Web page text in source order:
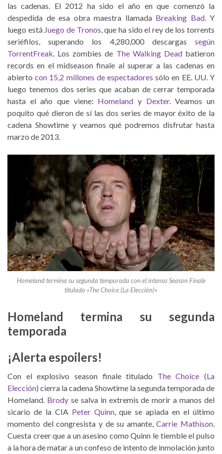
las cadenas. El 2012 ha sido el año en que comenzó la
despedida de esa obra maestra llamada Breaking Bad. Y
luego está Juego de Tronos, que ha sido el rey de los torrents
seriéfilos, superando los 4,280,000 descargas según
TorrentFreak. Los zombies de The Walking Deadbatieron
records en el midseason finale al superar a las cadenas en
abiertocon 15,2 millones de espectadores sólo en EE. UU. Y
luego tenemos dos series que acaban de cerrar temporada
hasta el año que viene: Homeland y Dexter. Veamos un
poquito qué dieron de sí las dos series de mayor éxito de la
cadena Showtime y veamos qué podremos disfrutar hasta
marzo de 2013.
Homeland termina su segunda temporada con el intenso Season Finale
titulado «The Choice (La Elección)»
Homeland termina su segunda
temporada
¡Alerta espoilers!
Con el explosivo season finale titulado The Choice (La
Elección) cierra la cadena Showtime la segunda temporada de
Homeland. Brodyse salva in extremis de morir a manos del
sicario de la CIA Peter Quinn, que se apiada en el último
momento del congresista y de su amante,Carrie Mathison
Cuesta creer que a un asesino como Quinn le tiemble el pulso
a la hora de matar a un confeso de intento de inmolación junto